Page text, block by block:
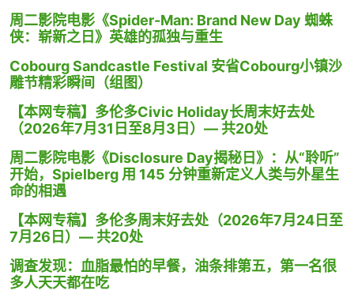
周二影院电影《Spider-Man: Brand New Day 蜘蛛
侠：崭新之日》英雄的孤独与重生
Cobourg Sandcastle Festival 安省Cobourg小镇沙
雕节精彩瞬间（组图）
【本网专稿】多伦多Civic Holiday长周末好去处
（2026年7月31日至8月3日）— 共20处
周二影院电影《Disclosure Day揭秘日》：从“聆听”
开始，Spielberg 用 145 分钟重新定义人类与外星生
命的相遇
【本网专稿】多伦多周末好去处（2026年7月24日至
7月26日）— 共20处
调查发现：血脂最怕的早餐，油条排第五，第一名很
多人天天都在吃